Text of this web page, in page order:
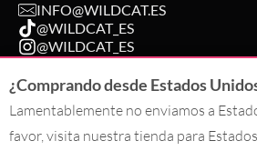
INFO@WILDCAT.ES
@WILDCAT_ES
@WILDCAT_ES
FB.COM/
¿Comprando desde Estados
Lamentablemente no enviamos a
favor, visita nuestra tienda para